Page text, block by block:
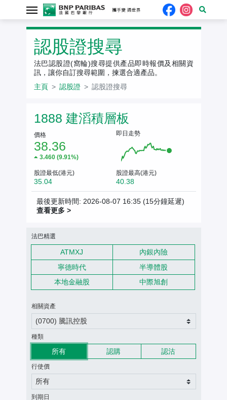
認股證搜尋
法巴認股證(窩輪)搜尋提供產品即時報價及相關資
訊，讓你自訂搜尋範圍，揀選合適產品。
主頁
認股證 認股證搜尋
相關資產報價
1888 建滔積層板
價格
38.36
3.460 (9.91%)
即日走勢
股證最低(港元)
35.04
股證最高(港元)
40.38
最後更新時間: 2026-08-07 16:35 (15分鐘延遲)
查看更多 >
認股證搜尋條件
法巴精選
ATMXJ
內銀內險
寧德時代
半導體股
本地金融股
中際旭創
相關資產
(0700) 騰訊控股
種類
所有 認購 認沽
行使價
所有
到期日